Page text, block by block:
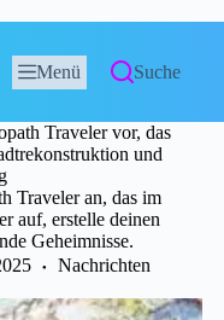
Menü Suche
Traveler vor, das
und
Traveler an, das im
auf, erstelle deinen
Geheimnisse.
Nachrichten